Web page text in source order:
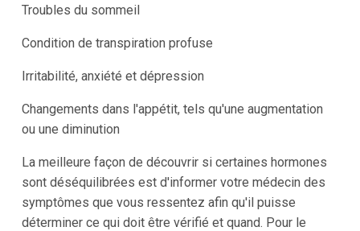
Troubles du sommeil
Condition de transpiration profuse
Irritabilité, anxiété et dépression
Changements dans l'appétit, tels qu'une augmentation
ou une diminution
La meilleure façon de découvrir si certaines hormones
sont déséquilibrées est d'informer votre médecin des
symptômes que vous ressentez afin qu'il puisse
déterminer ce qui doit être vérifié et quand. Pour le